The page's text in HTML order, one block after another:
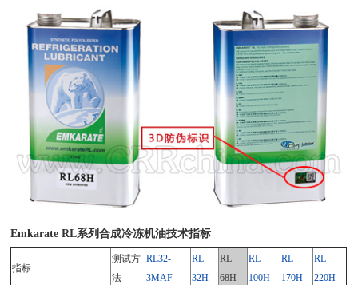
Emkarate RL系列合成冷冻机油技术指标
指标
测试方
法
RL32-
3MAF
RL
32H
RL
68H
RL
100H
RL
170H
RL
220H